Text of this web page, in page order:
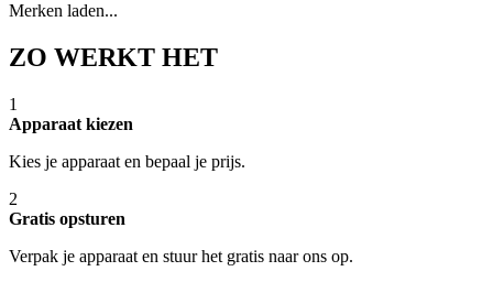
Merken laden...
ZO WERKT HET
1
Apparaat kiezen
Kies je apparaat en bepaal je prijs.
2
Gratis opsturen
Verpak je apparaat en stuur het gratis naar ons op.